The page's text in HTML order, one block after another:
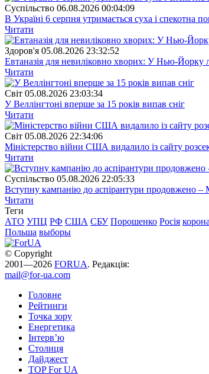
Суспiльство 06.08.2026 00:04:09
В Україні 6 серпня утримається суха і спекотна
Читати
Здоров'я 05.08.2026 23:32:52
Евтаназія для невиліковно хворих: У Нью-Йорку
Читати
Свiт 05.08.2026 23:03:34
У Веллінгтоні вперше за 15 років випав сніг
Читати
Свiт 05.08.2026 22:34:06
Міністерство війни США видалило із сайту
Читати
Суспiльство 05.08.2026 22:05:33
Вступну кампанію до аспірантури продовжено
Читати
Теги
АТО УПЦ РФ США СБУ Порошенко Росія
Польша выборы
© Copyright
2001—2026 FORUA. Редакція:
mail@for-ua.com
Головне
Рейтинги
Точка зору
Енергетика
Інтерв’ю
Столиця
Дайджест
TOP For UA